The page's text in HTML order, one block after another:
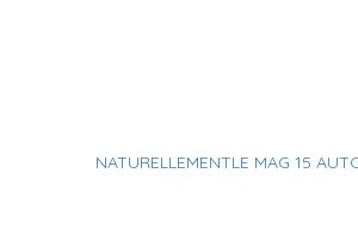
NATURELLEMENTLE MAG 15